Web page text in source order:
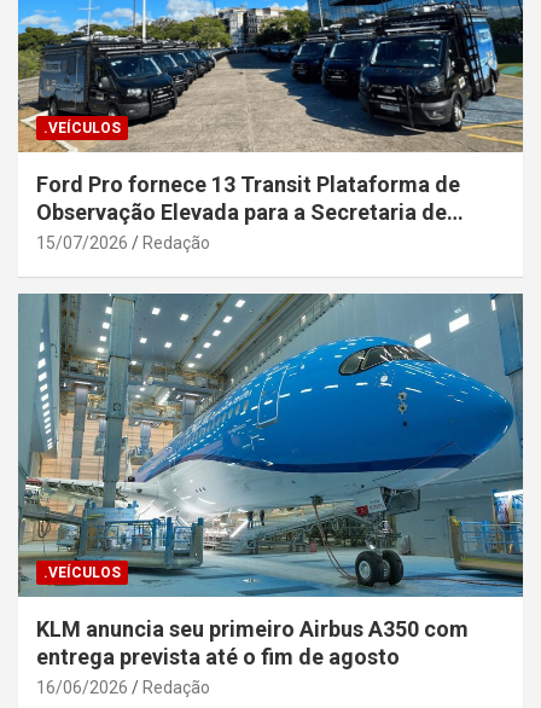
.VEÍCULOS
Ford Pro fornece 13 Transit Plataforma de
Observação Elevada para a Secretaria de
Segurança Pública da Bahia
15/07/2026 Redação
.VEÍCULOS
KLM anuncia seu primeiro Airbus A350 com
entrega prevista até o fim de agosto
16/06/2026 Redação